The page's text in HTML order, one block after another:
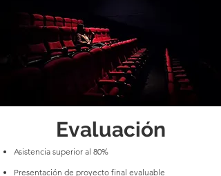
Evaluación
Asistencia superior al 80%
Presentación de proyecto final evaluable